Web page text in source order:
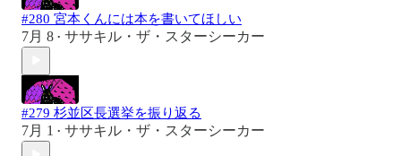
#280 宮本くんには本を書いてほしい
7月 8 • ササキル・ザ・スターシーカー
#279 杉並区長選挙を振り返る
7月 1 • ササキル・ザ・スターシーカー